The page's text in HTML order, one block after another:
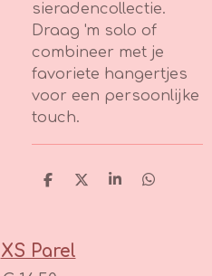
sieradencollectie.
Draag 'm solo of
combineer met je
favoriete hangertjes
voor een persoonlijke
touch.
D
n
D
S
D
XS Parel